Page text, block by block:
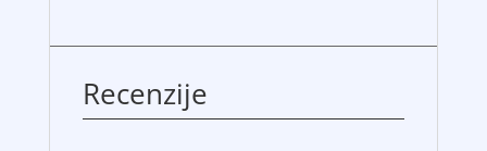
Recenzije